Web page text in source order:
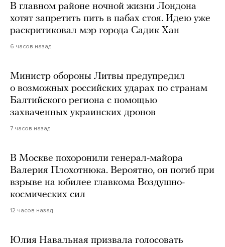
В главном районе ночной жизни Лондона
хотят запретить пить в пабах стоя. Идею уже
раскритиковал мэр города Садик Хан
6 часов назад
Министр обороны Литвы предупредил
о возможных российских ударах по странам
Балтийского региона с помощью
захваченных украинских дронов
7 часов назад
В Москве похоронили генерал-майора
Валерия Плохотнюка. Вероятно, он погиб при
взрыве на юбилее главкома Воздушно-
космических сил
12 часов назад
Юлия Навальная призвала голосовать